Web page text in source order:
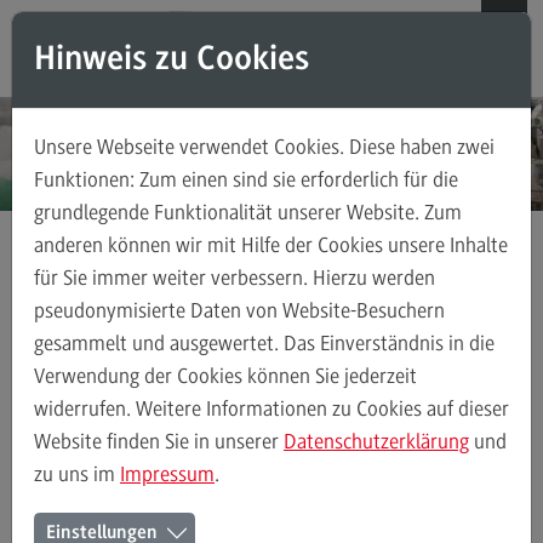
Direkt zum Inhalt
Direkt zum Hauptmenu
Direkt zum Footer
Das Institut
Leitbild
Ansprechpersonen
Das ITG in den Medien
Wegbeschreibung
Stellenangebote
(External link)
Kontaktformular
Forschung
Praxisprojekte Laufende Praxisprojekte
Laufende Praxisprojekte
LAUFENDE PRAXISPROJEKTE AM ITG
Hinweis zu Cookies
Unsere Webseite verwendet Cookies. Diese haben zwei
Funktionen: Zum einen sind sie erforderlich für die
grundlegende Funktionalität unserer Website. Zum
anderen können wir mit Hilfe der Cookies unsere Inhalte
für Sie immer weiter verbessern. Hierzu werden
pseudonymisierte Daten von Website-Besuchern
gesammelt und ausgewertet. Das Einverständnis in die
Verwendung der Cookies können Sie jederzeit
widerrufen. Weitere Informationen zu Cookies auf dieser
Website finden Sie in unserer Datenschutzerklärung und
zu uns im Impressum.
Einstellungen